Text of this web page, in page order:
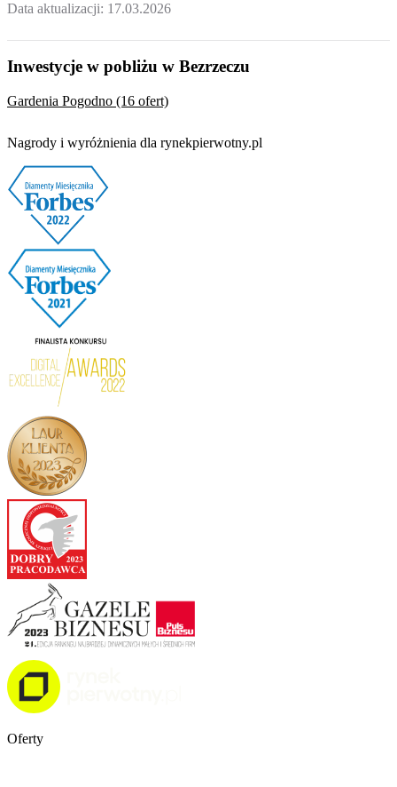
Data aktualizacji: 17.03.2026
Inwestycje w pobliżu w Bezrzeczu
Gardenia Pogodno (16 ofert)
Nagrody i wyróżnienia dla rynekpierwotny.pl
Oferty